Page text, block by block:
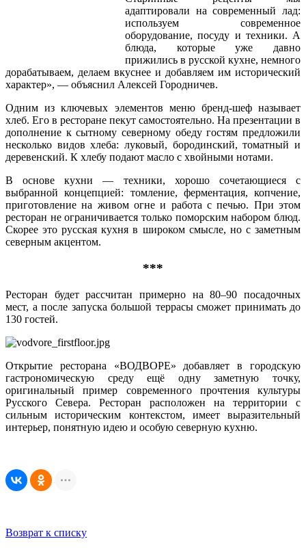
адаптировали на современный лад:
используем современное
оборудование, посуду и техники. А
блюда, которые уже давно
прижились в русской кухне, немного
дорабатываем, делаем вкуснее и добавляем им исторический
характер», — объяснил Алексей Городничев.
Одним из ключевых элементов меню бренд-шеф называет
хлеб. Его в ресторане пекут самостоятельно. На презентации в
дополнение к сытному северному обеду гостям предложили
несколько видов хлеба: луковый, бородинский, томатный и
деревенский. К хлебу подают масло с хвойными нотами.
В основе кухни — техники, хорошо сочетающиеся с
выбранной концепцией: томление, ферментация, копчение,
приготовление на живом огне и работа с печью. При этом
ресторан не ограничивается только поморским набором блюд.
Скорее это русская кухня в широком смысле, но с заметным
северным акцентом.
***
Ресторан будет рассчитан примерно на 80–90 посадочных
мест, а после запуска большой террасы сможет принимать до
130 гостей.
Открытие ресторана «ВОДВОРЕ» добавляет в городскую
гастрономическую среду ещё одну заметную точку,
оригинальный пример современного прочтения культуры
Русского Севера. Ресторан расположен на территории с
сильным историческим контекстом, имеет выразительный
интерьер, понятную идею и особую северную кухню.
Возврат к списку